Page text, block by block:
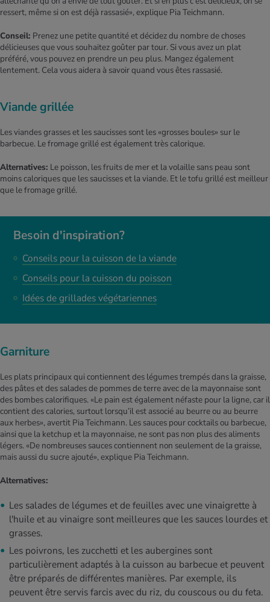
ressert, même si on est déjà rassasié», explique Pia Teichmann.
Conseil: Prenez une petite quantité et décidez du nombre de choses
délicieuses que vous souhaitez goûter par tour. Si vous avez un plat
préféré, vous pouvez en prendre un peu plus. Mangez également
lentement. Cela vous aidera à savoir quand vous êtes rassasié.
Viande grillée
Besoin d'inspiration?
Conseils pour la cuisson de la viande
Conseils pour la cuisson du poisson
Idées de grillades végétariennes
Les viandes grasses et les saucisses sont les «grosses boules» sur le
barbecue. Le fromage grillé est également très calorique.
Alternatives: Le poisson, les fruits de mer et la volaille sans peau sont
moins caloriques que les saucisses et la viande. Et le tofu grillé est meilleur
que le fromage grillé.
Garniture
Les plats principaux qui contiennent des légumes trempés dans la graisse,
des pâtes et des salades de pommes de terre avec de la mayonnaise sont
des bombes calorifiques. «Le pain est également néfaste pour la ligne, car il
contient des calories, surtout lorsqu’il est associé au beurre ou au beurre
aux herbes», avertit Pia Teichmann. Les sauces pour cocktails ou barbecue,
ainsi que la ketchup et la mayonnaise, ne sont pas non plus des aliments
légers. «De nombreuses sauces contiennent non seulement de la graisse,
mais aussi du sucre ajouté», explique Pia Teichmann.
Alternatives:
Les salades de légumes et de feuilles avec une vinaigrette à
l'huile et au vinaigre sont meilleures que les sauces lourdes et
grasses.
Les poivrons, les zucchetti et les aubergines sont
particulièrement adaptés à la cuisson au barbecue et peuvent
être préparés de différentes manières. Par exemple, ils
peuvent être servis farcis avec du riz, du couscous ou du feta.